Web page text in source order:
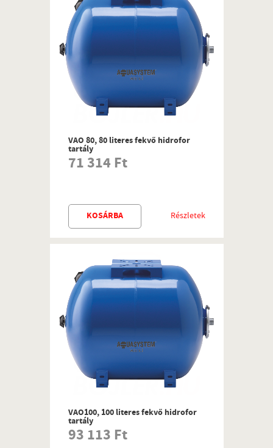
VAO 80, 80 literes fekvő hidrofor
tartály
71 314 Ft
Részletek
KOSÁRBA
VAO100, 100 literes fekvő hidrofor
tartály
93 113 Ft